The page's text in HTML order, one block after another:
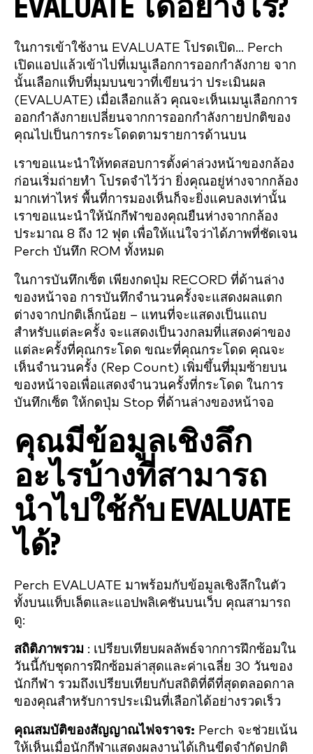
EVALUATE ได้อย่างไร?
ในการเข้าใช้งาน EVALUATE โปรดเปิด... Perch
เปิดแอปแล้วเข้าไปที่เมนูเลือกการออกกำลังกาย จาก
นั้นเลือกแท็บที่มุมบนขวาที่เขียนว่า ประเมินผล
(EVALUATE) เมื่อเลือกแล้ว คุณจะเห็นเมนูเลือกการ
ออกกำลังกายเปลี่ยนจากการออกกำลังกายปกติของ
คุณไปเป็นการกระโดดตามรายการด้านบน
เราขอแนะนำให้ทดสอบการตั้งค่าล่วงหน้าของกล้อง
ก่อนเริ่มถ่ายทำ โปรดจำไว้ว่า ยิ่งคุณอยู่ห่างจากกล้อง
มากเท่าไหร่ พื้นที่การมองเห็นก็จะยิ่งแคบลงเท่านั้น
เราขอแนะนำให้นักกีฬาของคุณยืนห่างจากกล้อง
ประมาณ 8 ถึง 12 ฟุต เพื่อให้แน่ใจว่าได้ภาพที่ชัดเจน
Perch บันทึก ROM ทั้งหมด
ในการบันทึกเซ็ต เพียงกดปุ่ม RECORD ที่ด้านล่าง
ของหน้าจอ การบันทึกจำนวนครั้งจะแสดงผลแตก
ต่างจากปกติเล็กน้อย – แทนที่จะแสดงเป็นแถบ
สำหรับแต่ละครั้ง จะแสดงเป็นวงกลมที่แสดงค่าของ
แต่ละครั้งที่คุณกระโดด ขณะที่คุณกระโดด คุณจะ
เห็นจำนวนครั้ง (Rep Count) เพิ่มขึ้นที่มุมซ้ายบน
ของหน้าจอเพื่อแสดงจำนวนครั้งที่กระโดด ในการ
บันทึกเซ็ต ให้กดปุ่ม Stop ที่ด้านล่างของหน้าจอ
คุณมีข้อมูลเชิงลึก
อะไรบ้างที่สามารถ
นำไปใช้กับ EVALUATE
ได้?
Perch EVALUATE มาพร้อมกับข้อมูลเชิงลึกในตัว
ทั้งบนแท็บเล็ตและแอปพลิเคชันบนเว็บ คุณสามารถ
ดู:
สถิติภาพรวม : เปรียบเทียบผลลัพธ์จากการฝึกซ้อมใน
วันนี้กับชุดการฝึกซ้อมล่าสุดและค่าเฉลี่ย 30 วันของ
นักกีฬา รวมถึงเปรียบเทียบกับสถิติที่ดีที่สุดตลอดกาล
ของคุณสำหรับการประเมินที่เลือกได้อย่างรวดเร็ว
คุณสมบัติของสัญญาณไฟจราจร: Perch จะช่วยเน้น
ให้เห็นเมื่อนักกีฬาแสดงผลงานได้เกินขีดจำกัดปกติ